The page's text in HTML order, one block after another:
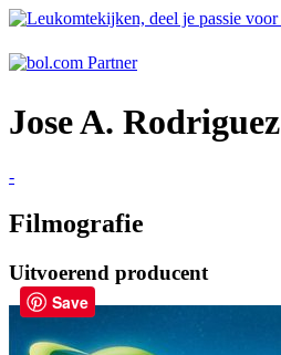
Jose A. Rodriguez
-
Filmografie
Uitvoerend producent
Save